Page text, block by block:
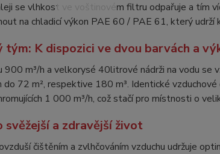
se vlhkost ve voštinovém filtru odpařuje a tím
na chladicí výkon PAE 60 / PAE 61, který udrží
tým: K dispozici ve dvou barvách a
900 m³/h a velkorysé 40litrové nádrži na vodu se
72 m², respektive 180 m³. Identické
1 000 m³/h, což stačí pro místnosti o
svěžejší a zdravější život
čištěním a zvlhčováním vzduchu udržuje